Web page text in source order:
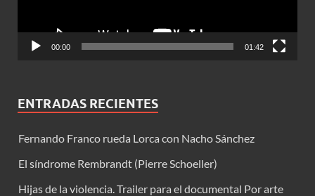
00:00 01:42
ENTRADAS RECIENTES
Fernando Franco rueda Lorca con Nacho Sánchez
El síndrome Rembrandt (Pierre Schoeller)
Hijas de la violencia. Trailer para el documental Por arte